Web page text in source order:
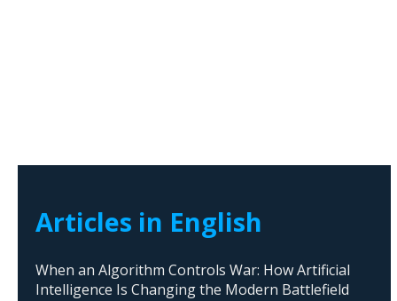
Articles in English
When an Algorithm Controls War: How Artificial
Intelligence Is Changing the Modern Battlefield